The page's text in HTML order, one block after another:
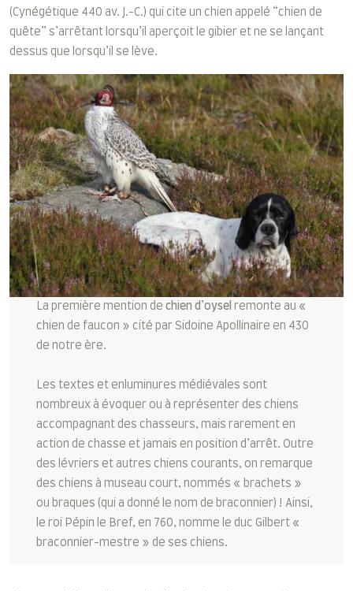
(Cynégétique 440 av. J.-C.) qui cite un chien appelé “chien de
quête” s’arrêtant lorsqu’il aperçoit le gibier et ne se lançant
dessus que lorsqu’il se lève.
La première mention de chien d’oysel remonte au «
chien de faucon » cité par Sidoine Apollinaire en 430
de notre ère.
Les textes et enluminures médiévales sont
nombreux à évoquer ou à représenter des chiens
accompagnant des chasseurs, mais rarement en
action de chasse et jamais en position d’arrêt. Outre
des lévriers et autres chiens courants, on remarque
des chiens à museau court, nommés « brachets »
ou braques (qui a donné le nom de braconnier) ! Ainsi,
le roi Pépin le Bref, en 760, nomme le duc Gilbert «
braconnier-mestre » de ses chiens.